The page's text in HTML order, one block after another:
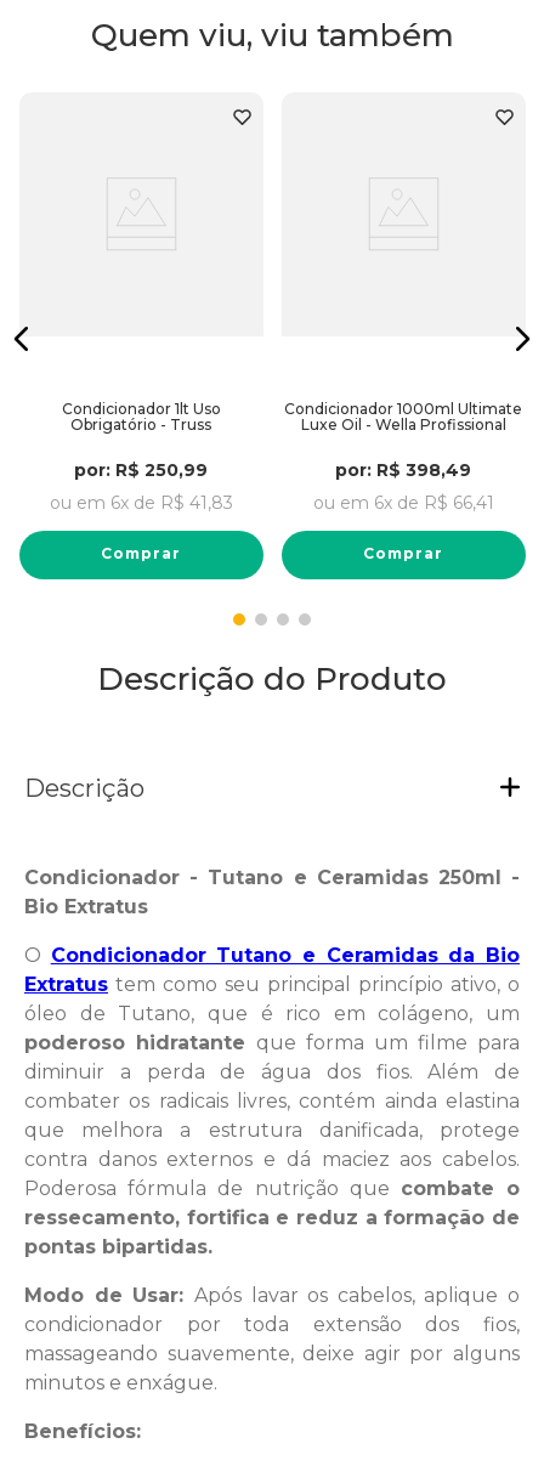
Quem viu, viu também
Condicionador 1lt Uso
Obrigatório - Truss
por: R$ 250,99
ou em 6x de R$ 41,83
Comprar
Condicionador 1000ml Ultimate
Luxe Oil - Wella Profissional
por: R$ 398,49
ou em 6x de R$ 66,41
Comprar
Descrição do Produto
Descrição
Condicionador - Tutano e Ceramidas 250ml -
Bio Extratus
O Condicionador Tutano e Ceramidas da Bio
Extratus tem como seu principal princípio ativo, o
óleo de Tutano, que é rico em colágeno, um
poderoso hidratante que forma um filme para
diminuir a perda de água dos fios. Além de
combater os radicais livres, contém ainda elastina
que melhora a estrutura danificada, protege
contra danos externos e dá maciez aos cabelos.
Poderosa fórmula de nutrição que combate o
ressecamento, fortifica e reduz a formação de
pontas bipartidas.
Modo de Usar: Após lavar os cabelos, aplique o
condicionador por toda extensão dos fios,
massageando suavemente, deixe agir por alguns
minutos e enxágue.
Benefícios: